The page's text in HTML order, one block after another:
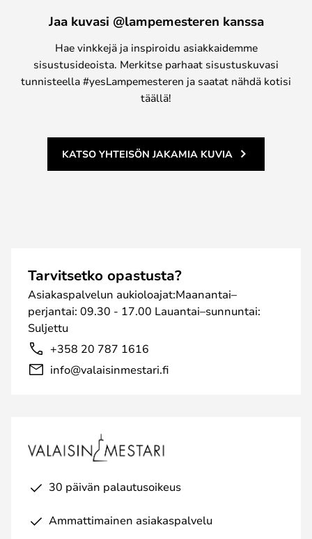
Jaa kuvasi @lampemesteren kanssa
Hae vinkkejä ja inspiroidu asiakkaidemme
sisustusideoista. Merkitse parhaat sisustuskuvasi
tunnisteella #yesLampemesteren ja saatat nähdä kotisi
täällä!
KATSO YHTEISÖN JAKAMIA KUVIA
Tarvitsetko opastusta?
Asiakaspalvelun aukioloajat:Maanantai–
perjantai: 09.30 - 17.00 Lauantai–sunnuntai:
Suljettu
+358 20 787 1616
info@valaisinmestari.fi
30 päivän palautusoikeus
Ammattimainen asiakaspalvelu